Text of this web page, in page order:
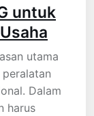
untuk
utama
Dalam
harus